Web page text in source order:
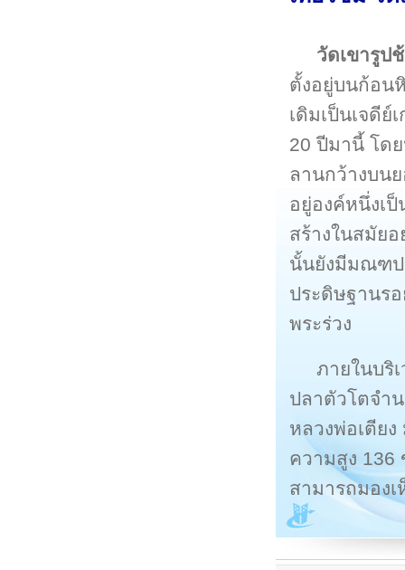
วัดเขารูป
ตั้งอยู่บนก้อน
เดิมเป็นเจดี
20 ปีมานี้ โด
ลานกว้างบน
อยู่องค์หนึ่งเ
สร้างในสมัย
นั้นยังมีมณฑป
ประดิษฐานร
พระร่วง
ภายในบริ
ปลาตัวโตจำ
หลวงพ่อเตีย
ความสูง
สามารถมอง